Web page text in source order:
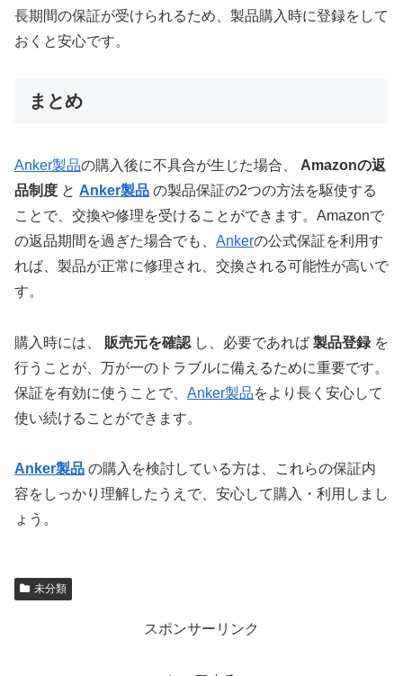
長期間の保証が受けられるため、製品購入時に登録をして
おくと安心です。
まとめ
Anker製品の購入後に不具合が生じた場合、 Amazonの返
品制度 と Anker製品 の製品保証の2つの方法を駆使する
ことで、交換や修理を受けることができます。Amazonで
の返品期間を過ぎた場合でも、 Ankerの公式保証を利用す
れば、製品が正常に修理され、交換される可能性が高いで
す。
購入時には、 販売元を確認 し、必要であれば 製品登録 を
行うことが、万が一のトラブルに備えるために重要です。
保証を有効に使うことで、 Anker製品をより長く安心して
使い続けることができます。
Anker製品 の購入を検討している方は、これらの保証内
容をしっかり理解したうえで、安心して購入・利用しまし
ょう。
未分類
スポンサーリンク